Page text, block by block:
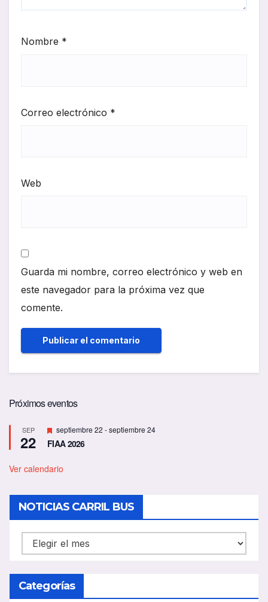
Nombre *
Correo electrónico *
Web
Guarda mi nombre, correo electrónico y web en
este navegador para la próxima vez que
comente.
Próximos eventos
SEP
22
D
e
s
a
d
o
septiembre 22 -septiembre 24
FIAA 2026
Ver calendario
NOTICIAS CARRIL BUS
NOTICIAS
CARRIL
BUS
Categorías